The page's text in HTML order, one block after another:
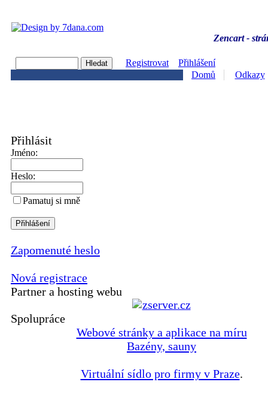
Zencart -
Registrovat
Přihlášení
Domů
Odkazy
Přihlásit
Jméno:
Heslo:
Pamatuj si mně
Zapomenuté heslo
Nová registrace
Partner a hosting webu
Spolupráce
Webové stránky a aplikace na míru
Bazény, sauny
Virtuální sídlo pro firmy v Praze.